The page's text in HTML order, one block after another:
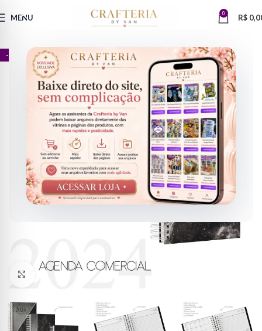
MENU 0 R$
- 75%
Clique para ampliar